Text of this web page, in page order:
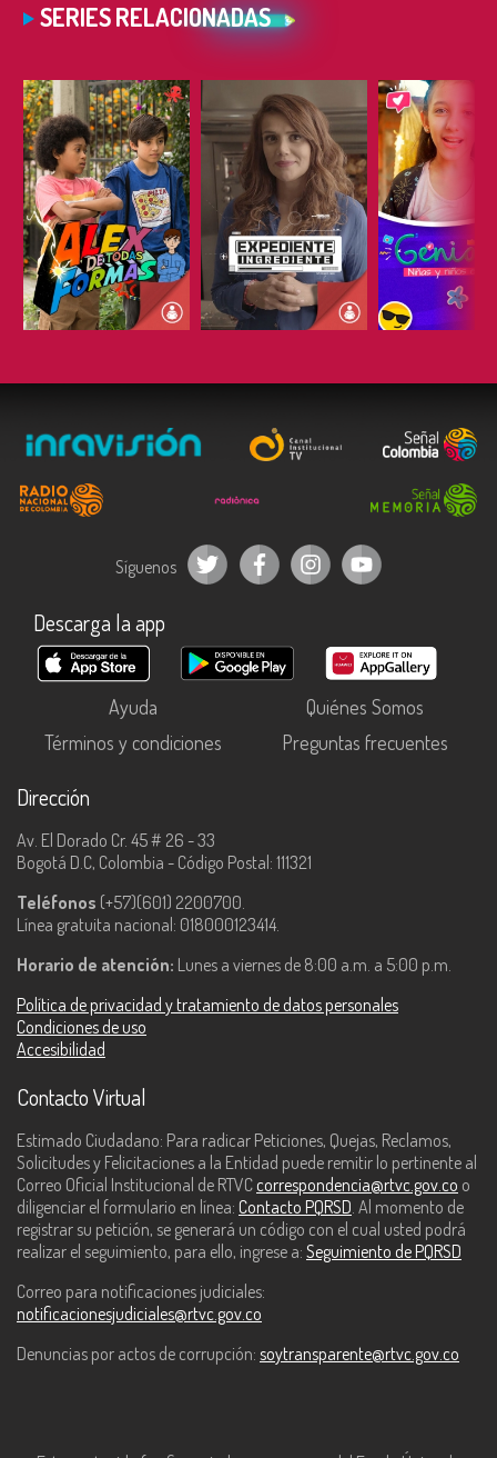
SERIES RELACIONADAS
ESCUCHAR ESCUCHAR
Síguenos
Descarga la app
Ayuda
Quiénes Somos
Términos y condiciones
Preguntas frecuentes
Dirección
Av. El Dorado Cr. 45 # 26 - 33
Bogotá D.C, Colombia - Código Postal: 111321
Teléfonos (+57)(601) 2200700.
Línea gratuita nacional: 018000123414.
Horario de atención: Lunes a viernes de 8:00 a.m. a 5:00 p.m.
Política de privacidad y tratamiento de datos personales
Condiciones de uso
Accesibilidad
Contacto Virtual
Estimado Ciudadano: Para radicar Peticiones, Quejas, Reclamos,
Solicitudes y Felicitaciones a la Entidad puede remitir lo pertinente al
Correo Oficial Institucional de RTVC correspondencia@rtvc.gov.co o
diligenciar el formulario en línea: Contacto PQRSD. Al momento de
registrar su petición, se generará un código con el cual usted podrá
realizar el seguimiento, para ello, ingrese a: Seguimiento de PQRSD
Correo para notificaciones judiciales:
notificacionesjudiciales@rtvc.gov.co
Denuncias por actos de corrupción: soytransparente@rtvc.gov.co